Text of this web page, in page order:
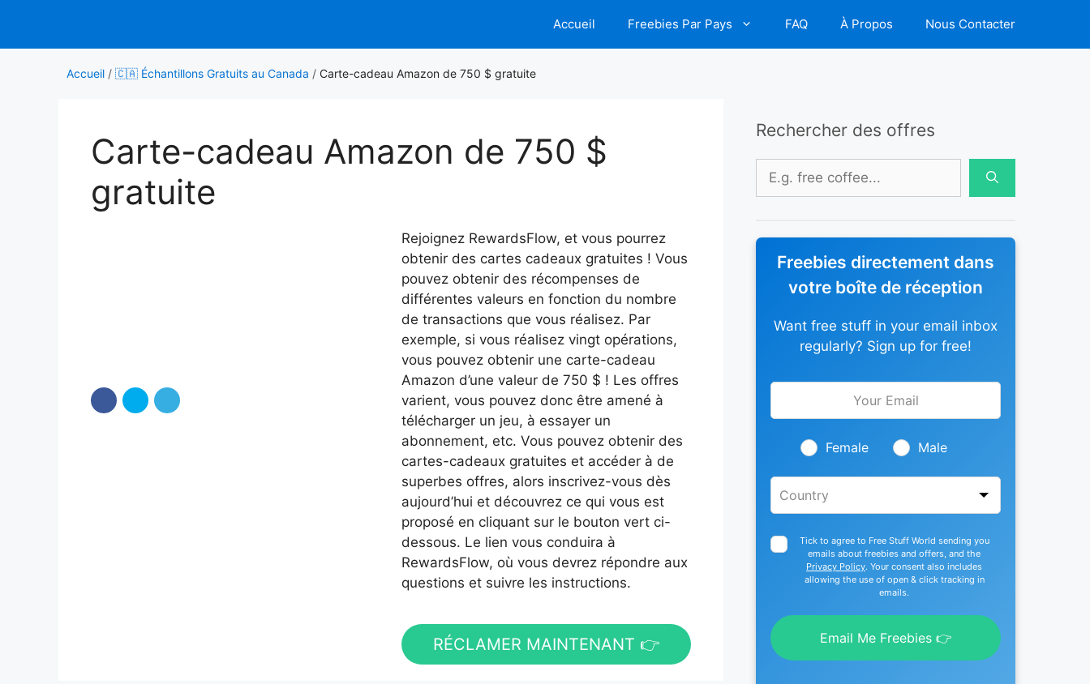
contenu
Accueil Freebies Par Pays FAQ À Propos Nous Contacter
Accueil / 🇨🇦 Échantillons Gratuits au Canada / Carte-cadeau Amazon de 750 $ gratuite
Carte-cadeau Amazon de 750 $
gratuite
Rejoignez RewardsFlow, et vous pourrez
obtenir des cartes cadeaux gratuites ! Vous
pouvez obtenir des récompenses de
différentes valeurs en fonction du nombre
de transactions que vous réalisez. Par
exemple, si vous réalisez vingt opérations,
vous pouvez obtenir une carte-cadeau
Amazon d’une valeur de 750 $ ! Les offres
varient, vous pouvez donc être amené à
télécharger un jeu, à essayer un
abonnement, etc. Vous pouvez obtenir des
cartes-cadeaux gratuites et accéder à de
superbes offres, alors inscrivez-vous dès
aujourd’hui et découvrez ce qui vous est
proposé en cliquant sur le bouton vert ci-
dessous. Le lien vous conduira à
RewardsFlow, où vous devrez répondre aux
questions et suivre les instructions.
RÉCLAMER MAINTENANT 👉
Rechercher des offres
Rechercher :
Freebies directement dans
votre boîte de réception
Want free stuff in your email inbox
regularly? Sign up for free!
Leave
blank
Female Male
Tick to agree to Free Stuff World sending you
emails about freebies and offers, and the
Privacy Policy. Your consent also includes
allowing the use of open & click tracking in
emails.
Email Me Freebies 👉